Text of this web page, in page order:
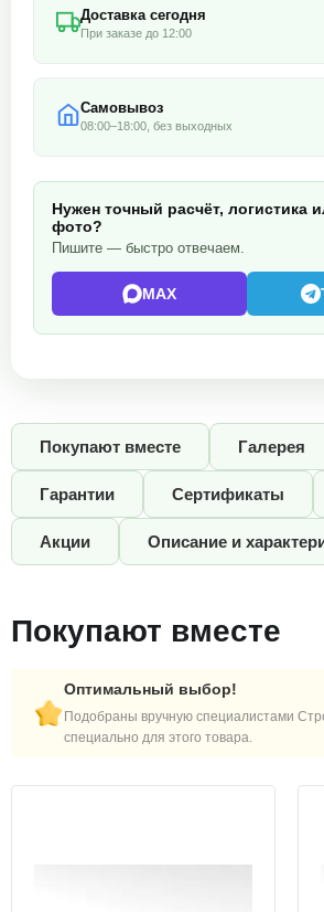
Доставка сегодня
При заказе до 12:00
Самовывоз
08:00–18:00, без выходных
Нужен точный расчёт, логистика
фото?
Пишите — быстро отвечаем.
MAX
Покупают вместе Галерея
Гарантии Сертификаты
Акции Описание и
Покупают вместе
Оптимальный выбор!
Подобраны вручную специалистами
специально для этого товара.